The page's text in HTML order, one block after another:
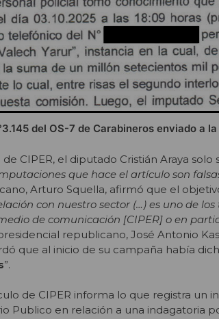
del OS-7 de Carabineros enviado a
CIPER, el diputado Cristián Araya solo
que hace el artículo son
Arturo Squella, afirmó que el
con nuestro sector (…) es uno de
de comunicación [CIPER] o en
republicano, José Antonio
que al inicio de su campaña había
”.
de CIPER informa lo que registra un
Publico en relación a una indagatoria